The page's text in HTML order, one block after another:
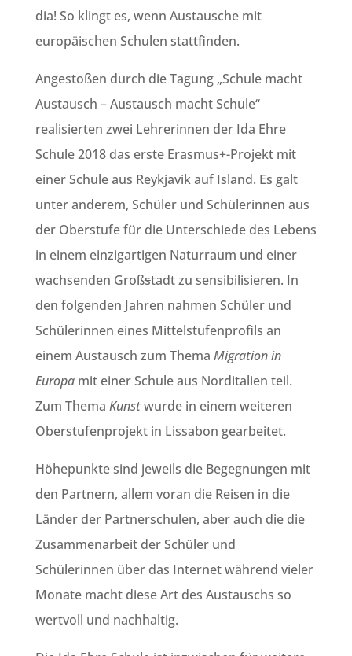
dia! So klingt es, wenn Austausche mit
europäischen Schulen stattfinden.
Angestoßen durch die Tagung „Schule macht
Austausch – Austausch macht Schule“
realisierten zwei Lehrerinnen der Ida Ehre
Schule 2018 das erste Erasmus+-Projekt mit
einer Schule aus Reykjavik auf Island. Es galt
unter anderem, Schüler und Schülerinnen aus
der Oberstufe für die Unterschiede des Lebens
in einem einzigartigen Naturraum und einer
wachsenden Großstadt zu sensibilisieren. In
den folgenden Jahren nahmen Schüler und
Schülerinnen eines Mittelstufenprofils an
einem Austausch zum Thema Migration in
Europa mit einer Schule aus Norditalien teil.
Zum Thema Kunstwurde in einem weiteren
Oberstufenprojekt in Lissabon gearbeitet.
Höhepunkte sind jeweils die Begegnungen mit
den Partnern, allem voran die Reisen in die
Länder der Partnerschulen, aber auch die die
Zusammenarbeit der Schüler und
Schülerinnen über das Internet während vieler
Monate macht diese Art des Austauschs so
wertvoll und nachhaltig.